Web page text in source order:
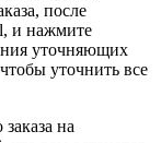
после
и нажмите
уточняющих
уточнить все
на